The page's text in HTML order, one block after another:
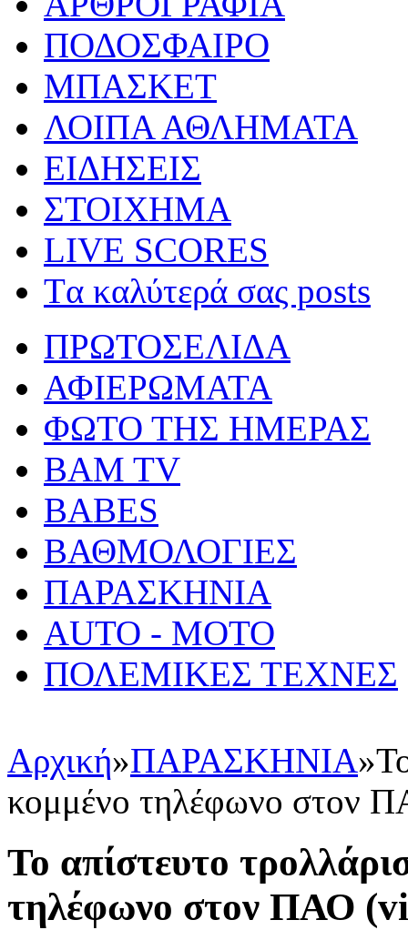
ΠΟΔΟΣΦΑΙΡΟ
ΜΠΑΣΚΕΤ
ΛΟΙΠΑ ΑΘΛΗΜΑΤΑ
ΕΙΔΗΣΕΙΣ
ΣΤΟΙΧΗΜΑ
LIVE SCORES
Tα καλύτερά σας posts
ΠΡΩΤΟΣΕΛΙΔΑ
ΑΦΙΕΡΩΜΑΤΑ
ΦΩΤΟ ΤΗΣ ΗΜΕΡΑΣ
BAM TV
BABES
ΒΑΘΜΟΛΟΓΙΕΣ
ΠΑΡΑΣΚΗΝΙΑ
AUTO - MOTO
ΠΟΛΕΜΙΚΕΣ ΤΕΧΝΕΣ
Αρχική»ΠΑΡΑΣΚΗΝΙΑ»
κομμένο τηλέφωνο στον
Το απίστευτο
τηλέφωνο στον ΠΑΟ